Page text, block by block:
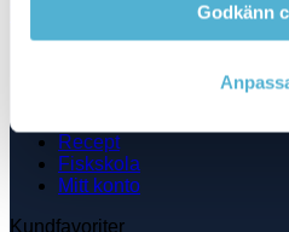
Godkänn
Meny
Recept
Fiskskola
Mitt konto
Kundfavoriter